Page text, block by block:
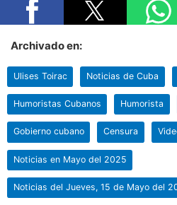
Archivado en:
Ulises Toirac Noticias de Cuba
Humoristas Cubanos Humorista
Gobierno cubano Censura
Noticias en Mayo del 2025
Noticias del Jueves, 15 de Mayo del